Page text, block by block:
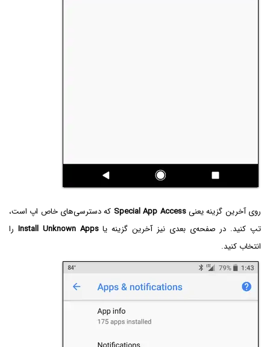
روی آخرین گزینه یعنیSpecial App Access که دسترسی‌های خاص اپ است،
تپ کنید. در صفحه‌ی بعدی نیز آخرین گزینه یاInstall Unknown Apps را
انتخاب کنید.